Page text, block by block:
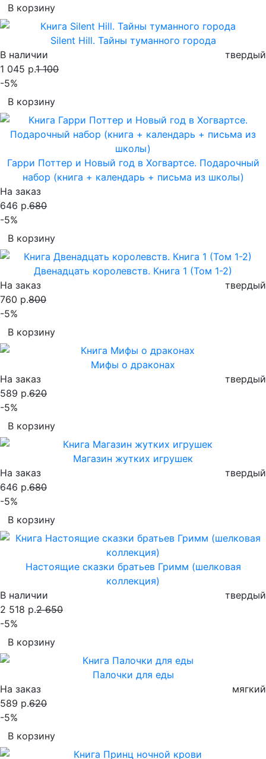
В корзину
Silent Hill. Тайны туманного города
В наличии
твердый
1 045 р.1 100
-5%
В корзину
Гарри Поттер и Новый год в Хогвартсе. Подарочный
набор (книга + календарь + письма из школы)
На заказ
646 р.680
-5%
В корзину
Двенадцать королевств. Книга 1 (Том 1-2)
На заказ
твердый
760 р.800
-5%
В корзину
Мифы о драконах
На заказ
твердый
589 р.620
-5%
В корзину
Магазин жутких игрушек
На заказ
твердый
646 р.680
-5%
В корзину
Настоящие сказки братьев Гримм (шелковая
коллекция)
В наличии
твердый
2 518 р.2 650
-5%
В корзину
Палочки для еды
На заказ
мягкий
589 р.620
-5%
В корзину